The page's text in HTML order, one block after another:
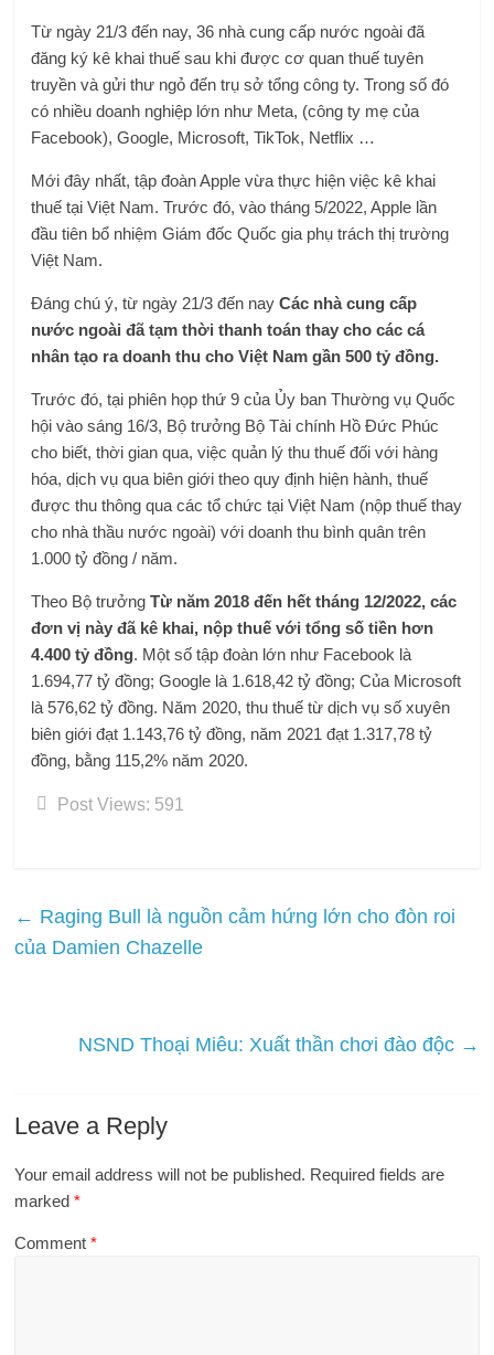
Từ ngày 21/3 đến nay, 36 nhà cung cấp nước ngoài đã
đăng ký kê khai thuế sau khi được cơ quan thuế tuyên
truyền và gửi thư ngỏ đến trụ sở tổng công ty. Trong số đó
có nhiều doanh nghiệp lớn như Meta, (công ty mẹ của
Facebook), Google, Microsoft, TikTok, Netflix …
Mới đây nhất, tập đoàn Apple vừa thực hiện việc kê khai
thuế tại Việt Nam. Trước đó, vào tháng 5/2022, Apple lần
đầu tiên bổ nhiệm Giám đốc Quốc gia phụ trách thị trường
Việt Nam.
Đáng chú ý, từ ngày 21/3 đến nayCác nhà cung cấp
nước ngoài đã tạm thời thanh toán thay cho các cá
nhân tạo ra doanh thu cho Việt Nam gần500 tỷ đồng.
Trước đó, tại phiên họp thứ 9 của Ủy ban Thường vụ Quốc
hội vào sáng 16/3, Bộ trưởng Bộ Tài chính Hồ Đức Phúc
cho biết, thời gian qua, việc quản lý thu thuế đối với hàng
hóa, dịch vụ qua biên giới theo quy định hiện hành, thuế
được thu thông qua các tổ chức tại Việt Nam (nộp thuế thay
cho nhà thầu nước ngoài) với doanh thu bình quân trên
1.000 tỷ đồng / năm.
Theo Bộ trưởngTừ năm 2018 đến hết tháng 12/2022, các
đơn vị này đã kê khai, nộp thuế với tổng số tiền hơn
4.400 tỷ đồng. Một số tập đoàn lớn như Facebook là
1.694,77 tỷ đồng; Google là 1.618,42 tỷ đồng; Của Microsoft
là 576,62 tỷ đồng. Năm 2020, thu thuế từ dịch vụ số xuyên
biên giới đạt 1.143,76 tỷ đồng, năm 2021 đạt 1.317,78 tỷ
đồng, bằng 115,2% năm 2020.
Post Views: 591
← Raging Bull là nguồn cảm hứng lớn cho đòn roi
của Damien Chazelle
NSND Thoại Miêu: Xuất thần chơi đào độc →
Leave a Reply
Your email address will not be published. Required fields are
marked*
Comment*